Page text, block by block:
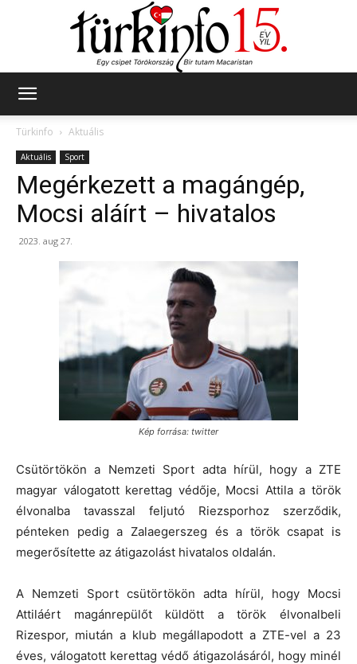
Türkinfo
Aktuális
Aktuális Sport
Megérkezett a magángép,
Mocsi aláírt – hivatalos
2023. aug 27.
Kép forrása: twitter
Csütörtökön a Nemzeti Sport adta hírül, hogy a ZTE
magyar válogatott kerettag védője, Mocsi Attila a török
élvonalba tavasszal feljutó Riezsporhoz szerződik,
pénteken pedig a Zalaegerszeg és a török csapat is
megerősítette az átigazolást hivatalos oldalán.
A Nemzeti Sport csütörtökön adta hírül, hogy Mocsi
Attiláért magánrepülőt küldött a török élvonalbeli
Rizespor, miután a klub megállapodott a ZTE-vel a 23
éves, válogatott kerettag védő átigazolásáról, hogy minél